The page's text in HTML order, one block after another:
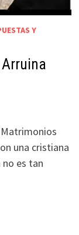
Y
Arruina
una cristiana
no es tan